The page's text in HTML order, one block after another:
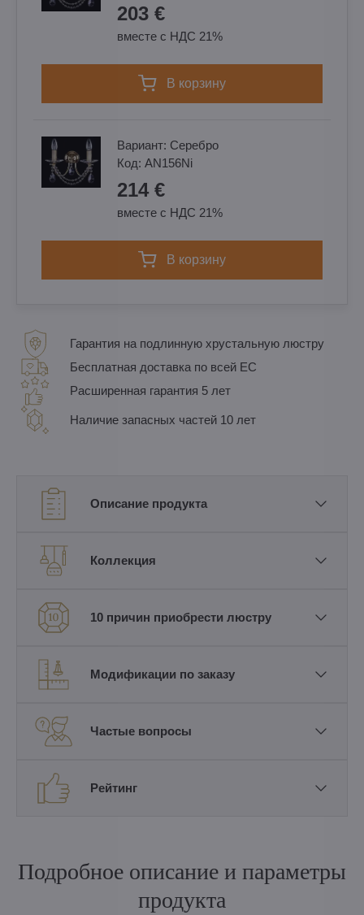
203 €
вместе с НДС 21%
в корзину
Вариант: Cеребро
Код: AN156Ni
214 €
вместе с НДС 21%
в корзину
Гарантия на подлинную хрустальную люстру
Бесплатная доставка по всей ЕС
Расширенная гарантия 5 лет
Наличие запасных частей 10 лет
Описание продукта
Коллекция
10 причин приобрести люстру
Модификации по заказу
Частые вопросы
Рейтинг
Подробное описание и параметры
продукта